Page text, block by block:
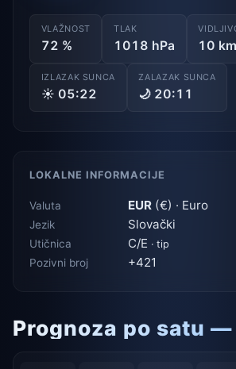
VLAŽNOST
72 %
TLAK
1018 hPa 10 km
IZLAZAK SUNCA
☀ 05:22
ZALAZAK SUNCA
🌙 20:11
LOKALNE INFORMACIJE
Valuta EUR (€) · Euro
Jezik Slovački
Utičnica C/E · tip
Pozivni broj +421
Prognoza po satu —